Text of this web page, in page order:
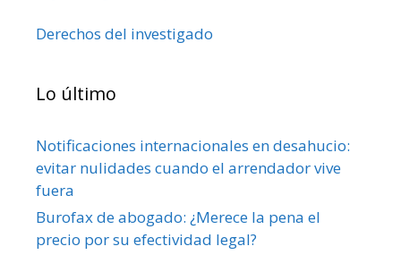
Derechos del investigado
Lo último
Notificaciones internacionales en desahucio:
evitar nulidades cuando el arrendador vive
fuera
Burofax de abogado: ¿Merece la pena el
precio por su efectividad legal?